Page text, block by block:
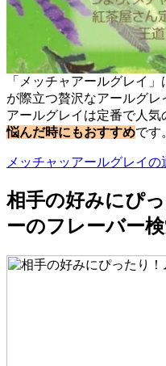
「メッチャアールグレイ
が際立つ贅沢なアールグレ
アールグレイは定番で人気
悩んだ時にもおすすめです
メッチャッアールグレイ
相手の好みにぴ
ーのフレーバー